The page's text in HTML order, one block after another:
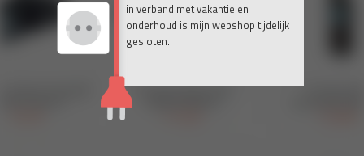
in verband met vakantie en
onderhoud is mijn webshop tijdelijk
gesloten.